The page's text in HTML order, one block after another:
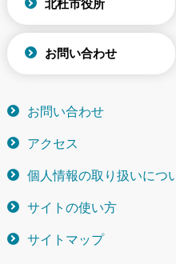
北杜市役所
お問い合わせ
お問い合わせ
アクセス
個人情報の取り扱いにつ
サイトの使い方
サイトマップ